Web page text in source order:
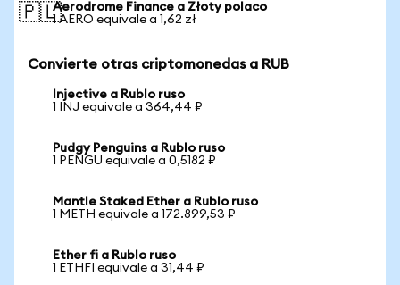
🇵🇱Aerodrome Finance a Złoty polaco
1 AERO equivale a 1,62 zł
Convierte otras criptomonedas a RUB
Injective a Rublo ruso
1 INJ equivale a 364,44 ₽
Pudgy Penguins a Rublo ruso
1 PENGU equivale a 0,5182 ₽
Mantle Staked Ether a Rublo ruso
1 METH equivale a 172.899,53 ₽
Ether fi a Rublo ruso
1 ETHFI equivale a 31,44 ₽